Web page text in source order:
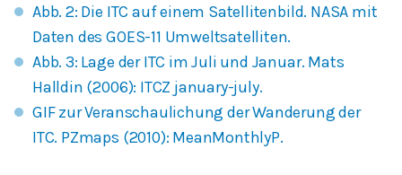
Abb. 2: Die ITC auf einem Satellitenbild. NASA mit
Daten des GOES-11 Umweltsatelliten.
Abb. 3: Lage der ITC im Juli und Januar. Mats
Halldin (2006): ITCZ january-july.
GIF zur Veranschaulichung der Wanderung der
ITC. PZmaps (2010): MeanMonthlyP.